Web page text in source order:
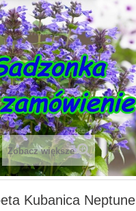
Zobacz większe
Kubanica Neptune